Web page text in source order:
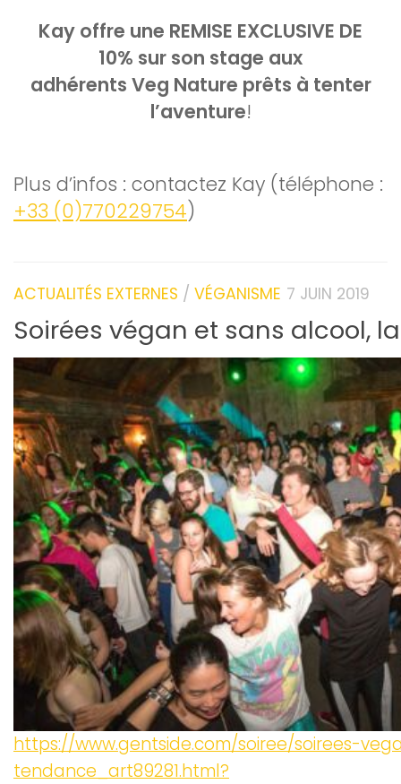
Kay offre une REMISE EXCLUSIVE DE
10% sur son stage aux
adhérents Veg Nature prêts à tenter
l’aventure!
Plus d’infos : contactez Kay (téléphone :
+33 (0)770229754)
ACTUALITÉS EXTERNES / VÉGANISME 7 JUIN 2019
Soirées végan et sans alcool,
https://www.gentside.com/soiree/soirees-
tendance_art89281.html?